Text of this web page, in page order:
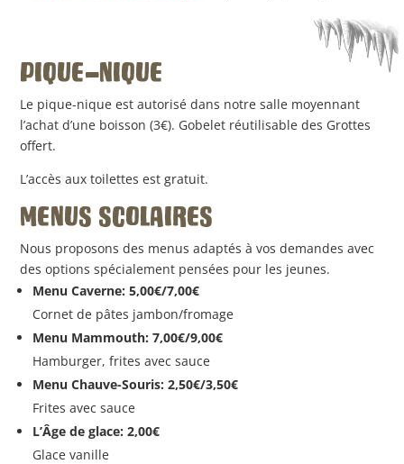
PIQUE-NIQUE
Le pique-nique est autorisé dans notre salle moyennant
l’achat d’une boisson (3€). Gobelet réutilisable des Grottes
offert.
L’accès aux toilettes est gratuit.
MENUS SCOLAIRES
Nous proposons des menus adaptés à vos demandes avec
des options spécialement pensées pour les jeunes.
Menu Caverne: 5,00€/7,00€
Cornet de pâtes jambon/fromage
Menu Mammouth: 7,00€/9,00€
Hamburger, frites avec sauce
Menu Chauve-Souris: 2,50€/3,50€
Frites avec sauce
L’Âge de glace: 2,00€
Glace vanille